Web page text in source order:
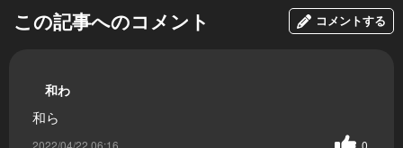
この記事へのコメント コメントする
和わ
和ら